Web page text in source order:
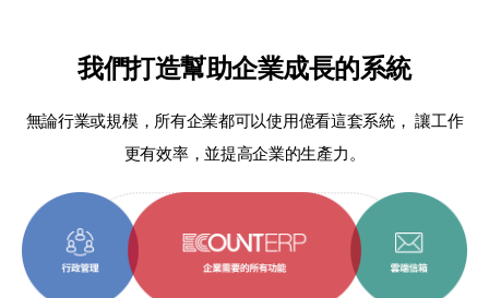
我們打造幫助企業成長的系統
無論行業或規模，所有企業都可以使用億看這套系統， 讓工作
更有效率，並提高企業的生產力。